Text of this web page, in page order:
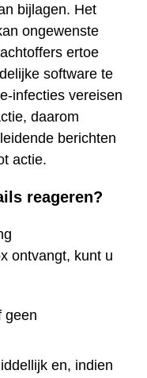
bijlagen. Het
ongewenste
ertoe
software te
infecties vereisen
daarom
berichten
actie.
reageren?
ontvangt, kunt u
geen
en, indien